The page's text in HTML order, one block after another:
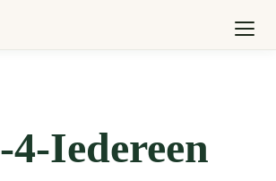
4-Iedereen